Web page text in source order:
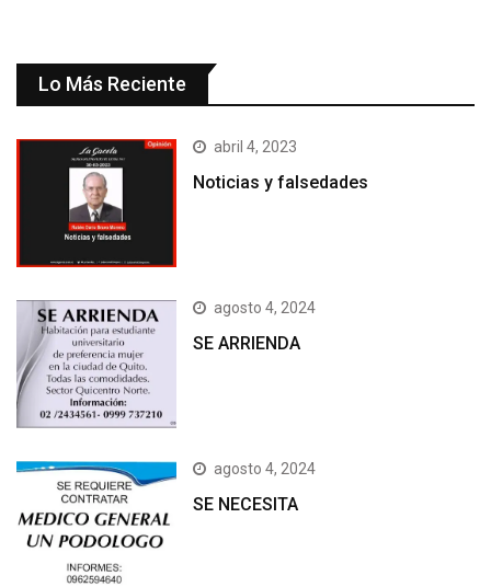
Lo Más Reciente
abril 4, 2023
Noticias y falsedades
agosto 4, 2024
SE ARRIENDA
agosto 4, 2024
SE NECESITA